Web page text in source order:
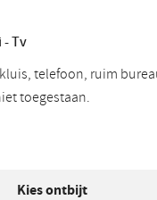
- Tv
telefoon, ruim
toegestaan.
Kies ontbijt